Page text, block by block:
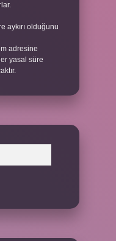
aykırı olduğunu
adresine
yasal süre